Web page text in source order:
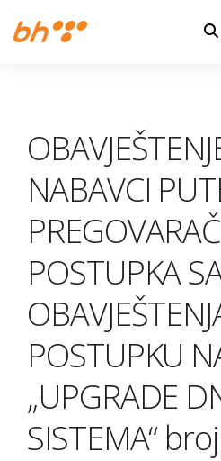
NABAVCI
POSTUPKA
POSTUPKU
„UPGRADE
SISTEMA“